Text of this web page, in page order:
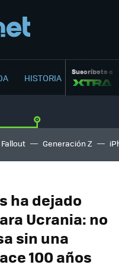
HISTORIA Suscríbete a
Fallout Generación Z
ha dejado
Ucrania: no
sin una
100 años